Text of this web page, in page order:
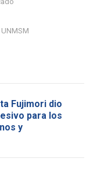
UNMSM
Fujimori dio
para los
y